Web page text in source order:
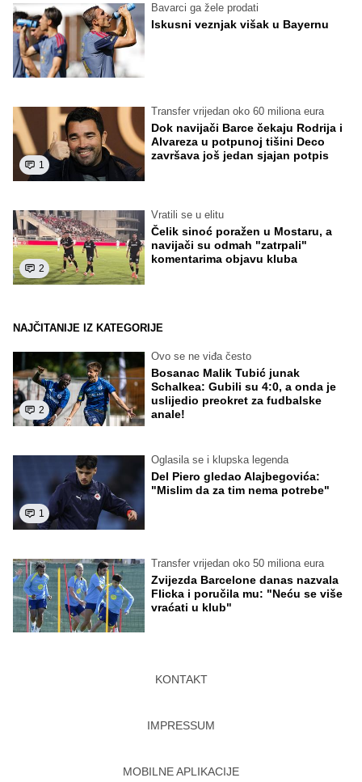
Bavarci ga žele prodati
Iskusni veznjak višak u Bayernu
1
Transfer vrijedan oko 60 miliona eura
Dok navijači Barce čekaju Rodrija i
Alvareza u potpunoj tišini Deco
završava još jedan sjajan potpis
2
Vratili se u elitu
Čelik sinoć poražen u Mostaru, a
navijači su odmah "zatrpali"
komentarima objavu kluba
NAJČITANIJE IZ KATEGORIJE
2
Ovo se ne viđa često
Bosanac Malik Tubić junak
Schalkea: Gubili su 4:0, a onda je
uslijedio preokret za fudbalske
anale!
1
Oglasila se i klupska legenda
Del Piero gledao Alajbegovića:
"Mislim da za tim nema potrebe"
Transfer vrijedan oko 50 miliona eura
Zvijezda Barcelone danas nazvala
Flicka i poručila mu: "Neću se više
vraćati u klub"
KONTAKT
IMPRESSUM
MOBILNE APLIKACIJE